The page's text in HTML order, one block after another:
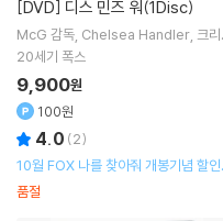
[DVD] 디스 민즈 워(1Disc)
McG 감독 Chelsea Handler 크리
파인 Tom Hardy
20세기 폭스
9,900원
100원
4.0 (2)
10월 FOX 나를 찾아줘 개봉기념 할인
사
품절